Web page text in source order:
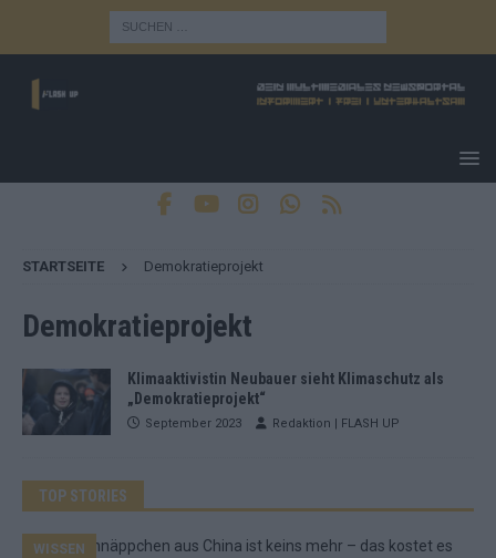
STARTSEITE Demokratieprojekt
Demokratieprojekt
Klimaaktivistin Neubauer sieht Klimaschutz als
„Demokratieprojekt“
September 2023 Redaktion | FLASH UP
TOP STORIES
WISSEN